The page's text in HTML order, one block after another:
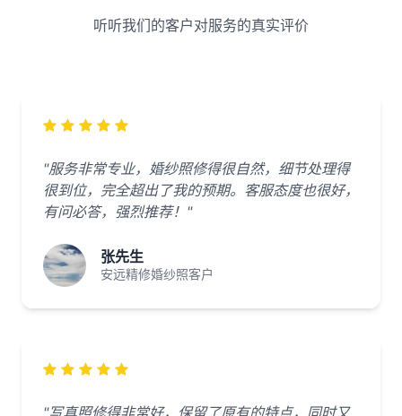
听听我们的客户对服务的真实评价
"服务非常专业，婚纱照修得很自然，细节处理得
很到位，完全超出了我的预期。客服态度也很好，
有问必答，强烈推荐！"
张先生
安远精修婚纱照客户
"写真照修得非常好，保留了原有的特点，同时又